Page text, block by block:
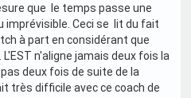
que le temps passe une
imprévisible. Ceci se lit du fait
à part en considérant que
n'aligne jamais deux fois la
deux fois de suite de la
très difficile avec ce coach de